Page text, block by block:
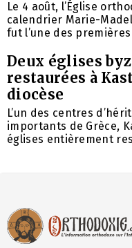
Le 4 août, l’Église
calendrier Marie-
fut l’une des
Deux églises
restaurées à
diocèse
L’un des centres
importants de Grèce,
églises entièrement